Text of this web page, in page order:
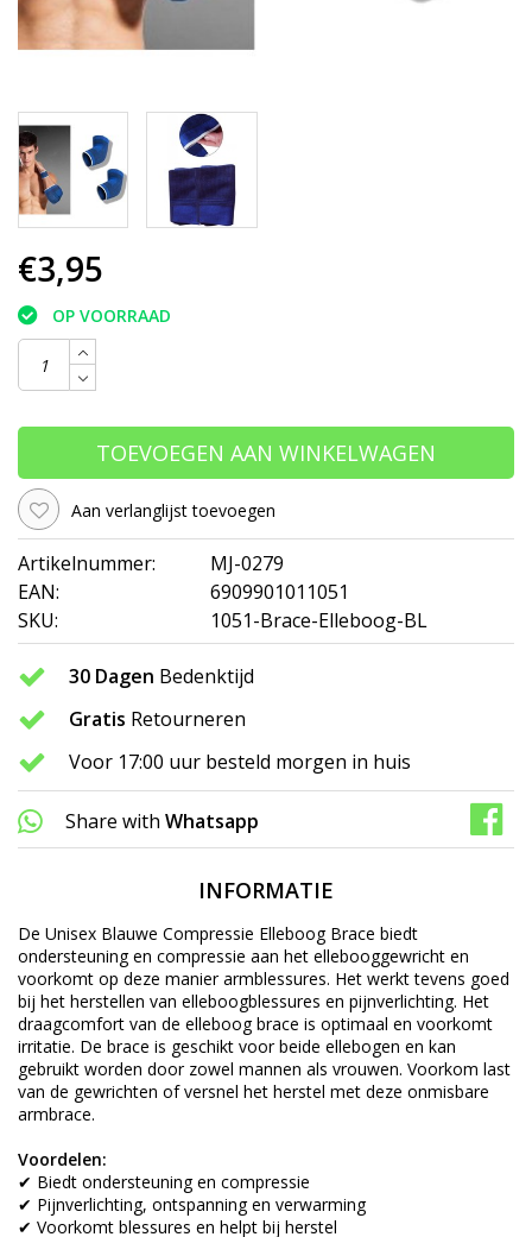
€3,95
OP VOORRAAD
TOEVOEGEN AAN WINKELWAGEN
Aan verlanglijst toevoegen
Artikelnummer:
MJ-0279
EAN:
6909901011051
SKU:
1051-Brace-Elleboog-BL
30 Dagen Bedenktijd
Gratis Retourneren
Voor 17:00 uur besteld morgen in huis
Share with Whatsapp
INFORMATIE
De Unisex Blauwe Compressie Elleboog Brace biedt
ondersteuning en compressie aan het ellebooggewricht en
voorkomt op deze manier armblessures. Het werkt tevens goed
bij het herstellen van elleboogblessures en pijnverlichting. Het
draagcomfort van de elleboog brace is optimaal en voorkomt
irritatie. De brace is geschikt voor beide ellebogen en kan
gebruikt worden door zowel mannen als vrouwen. Voorkom last
van de gewrichten of versnel het herstel met deze onmisbare
armbrace.
Voordelen:
✔ Biedt ondersteuning en compressie
✔ Pijnverlichting, ontspanning en verwarming
✔ Voorkomt blessures en helpt bij herstel